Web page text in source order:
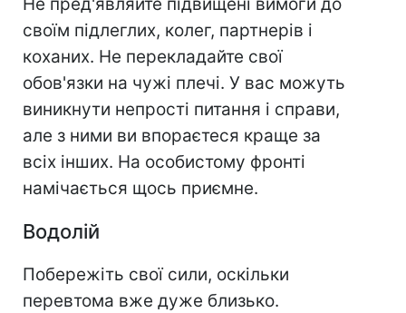
Не пред'являйте підвищені вимоги до
своїм підлеглих, колег, партнерів і
коханих. Не перекладайте свої
обов'язки на чужі плечі. У вас можуть
виникнути непрості питання і справи,
але з ними ви впораєтеся краще за
всіх інших. На особистому фронті
намічається щось приємне.
Водолій
Побережіть свої сили, оскільки
перевтома вже дуже близько.